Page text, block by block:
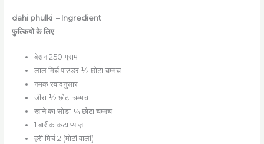
dahi phulki – Ingredient
फुल्कियो के लिए
बेसन 250 ग्राम
लाल मिर्च पाउडर ½ छोटा चम्मच
नमक स्वादनुसार
जीरा ½ छोटा चम्मच
खाने का सोडा ¼ छोटा चम्मच
1 बारीक कटा प्याज़
हरी मिर्च 2 (मोटी वाली)